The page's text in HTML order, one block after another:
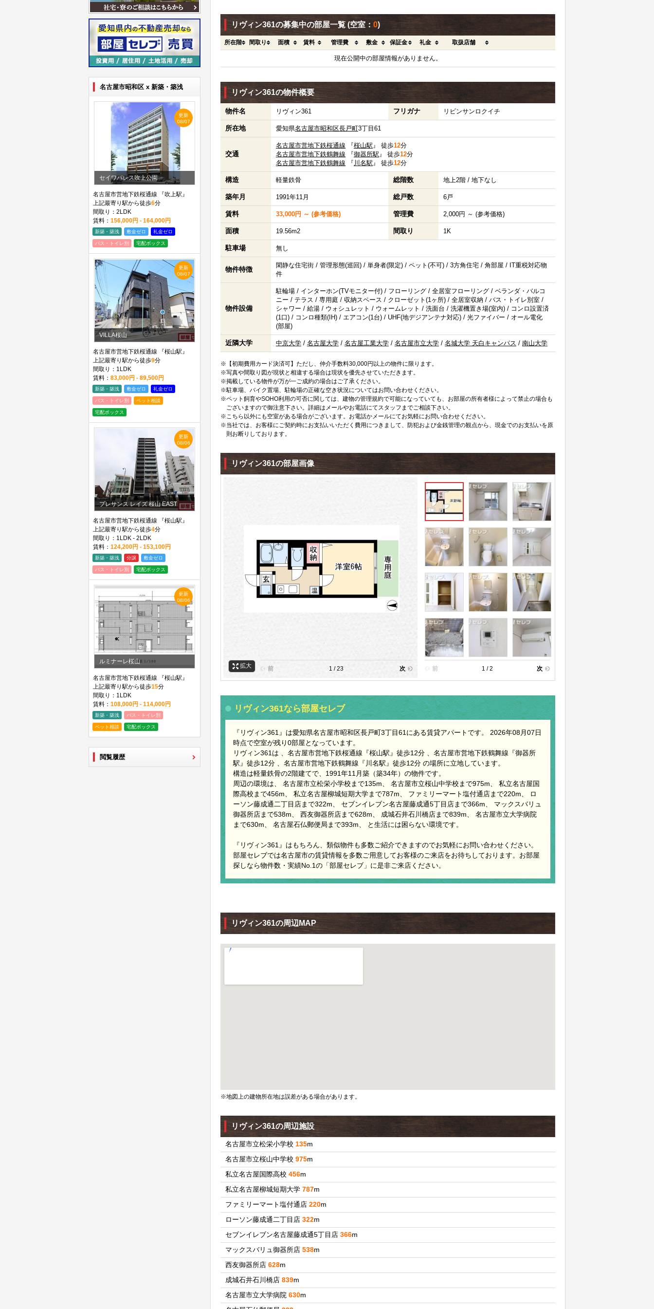
名古屋市昭和区 x 新築・築浅
更新
08/07
セイワパレス吹上公園
名古屋市営地下鉄桜通線 『吹上駅』
上記最寄り駅から徒歩6分
間取り：2LDK
賃料： 156,000円 - 164,000円
新築・築浅 敷金ゼロ 礼金ゼロ
バス・トイレ別 宅配ボックス
更新
08/07
VILLA桜山
名古屋市営地下鉄桜通線 『桜山駅』
上記最寄り駅から徒歩9分
間取り：1LDK
賃料： 83,000円 - 89,500円
新築・築浅 敷金ゼロ 礼金ゼロ
バス・トイレ別 ペット相談
宅配ボックス
更新
08/06
プレサンス レイズ 桜山 EAST
名古屋市営地下鉄桜通線 『桜山駅』
上記最寄り駅から徒歩4分
間取り：1LDK - 2LDK
賃料： 124,200円 - 153,100円
新築・築浅 分譲 敷金ゼロ
バス・トイレ別 宅配ボックス
更新
08/06
ルミナーレ桜山
名古屋市営地下鉄桜通線 『桜山駅』
上記最寄り駅から徒歩15分
間取り：1LDK
賃料： 108,000円 - 114,000円
新築・築浅 バス・トイレ別
ペット相談 宅配ボックス
閲覧履歴
リヴィン361の募集中の部屋一覧 (空室： 0)
所在階 間取り 面積 賃料 管理費 敷金 保証金 礼金 取扱店舗
現在公開中の部屋情報がありません。
リヴィン361の物件概要
物件名 リヴィン361 フリガナ リビンサンロクイチ
所在地 愛知県名古屋市昭和区長戸町3丁目61
交通
名古屋市営地下鉄桜通線 『桜山駅』 徒歩12分
名古屋市営地下鉄鶴舞線 『御器所駅』 徒歩12分
名古屋市営地下鉄鶴舞線 『 川名駅』 徒歩12分
構造 軽量鉄骨 総階数 地上2階 / 地下なし
築年月 1991年11月 総戸数 6戸
賃料 33,000円 ～ (参考価格) 管理費 2,000円 ～ (参考価格)
面積 19.56m2 間取り 1K
駐車場 無し
物件特徴
閑静な住宅街 / 管理形態(巡回) / 単身者(限定) / ペット(不可) / 3方角住宅 / 角部屋 / IT重税対応物
件
物件設備
駐輪場 / インターホン(TVモニター付) / フローリング / 全居室フローリング / ベランダ・バルコ
ニー / テラス / 専用庭 / 収納スペース / クローゼット(1ヶ所) / 全居室収納 / バス・トイレ別室 /
シャワー / 給湯 / ウォシュレット / ウォームレット / 洗面台 / 洗濯機置き場(室内) / コンロ設置済
(1口) / コンロ種類(IH) / エアコン(1台) / UHF(地デジアンテナ対応) / 光ファイバー / オール電化
(部屋)
近隣大学 中京大学 / 名古屋大学 / 名古屋工業大学 / 名古屋市立大学 / 名城大学 天白キャンパス / 南山大学
※【初期費用カード決済可】ただし、仲介手数料30,000円以上の物件に限ります。
※写真や間取り図が現状と相違する場合は現状を優先させていただきます。
※掲載している物件が万が一ご成約の場合はご了承ください。
※駐車場、バイク置場、駐輪場の正確な空き状況についてはお問い合わせください。
※ペット飼育やSOHO利用の可否に関しては、建物の管理規約で可能になっていても、お部屋の所有者様によって禁止の場合も
ございますので御注意下さい。詳細はメールやお電話にてスタッフまでご相談下さい。
※こちら以外にも空室がある場合がございます。お電話かメールにてお気軽にお問い合わせください。
※当社では、お客様にご契約時にお支払いいただく費用につきまして、防犯および金銭管理の観点から、現金でのお支払いを原
則お断りしております。
リヴィン361の部屋画像
拡大 前 1 / 23 次 前 1 / 2 次
リヴィン361なら部屋セレブ
『リヴィン361』は愛知県名古屋市昭和区長戸町3丁目61にある賃貸アパートです。 2026年08月07日
時点で空室が残り0部屋となっています。
リヴィン361は 、名古屋市営地下鉄桜通線『桜山駅』徒歩12分 、名古屋市営地下鉄鶴舞線『御器所
駅』徒歩12分 、名古屋市営地下鉄鶴舞線『川名駅』徒歩12分 の場所に立地しています。
構造は軽量鉄骨の2階建てで、1991年11月築（築34年）の物件です。
周辺の環境は、 名古屋市立松栄小学校まで135m、 名古屋市立桜山中学校まで975m、 私立名古屋国
際高校まで456m、 私立名古屋柳城短期大学まで787m、 ファミリーマート塩付通店まで220m、 ロ
ーソン藤成通二丁目店まで322m、 セブンイレブン名古屋藤成通5丁目店まで366m、 マックスバリュ
御器所店まで538m、 西友御器所店まで628m、 成城石井石川橋店まで839m、 名古屋市立大学病院
まで630m、 名古屋石仏郵便局まで393m、 と生活には困らない環境です。
『リヴィン361』はもちろん、類似物件も多数ご紹介できますのでお気軽にお問い合わせください。
部屋セレブでは名古屋市の賃貸情報を多数ご用意してお客様のご来店をお待ちしております。お部屋
探しなら物件数・実績No.1の「部屋セレブ」に是非ご来店ください。
リヴィン361の周辺MAP
※地図上の建物所在地は誤差がある場合があります。
リヴィン361の周辺施設
名古屋市立松栄小学校 135m
名古屋市立桜山中学校 975m
私立名古屋国際高校 456m
私立名古屋柳城短期大学 787m
ファミリーマート塩付通店 220m
ローソン藤成通二丁目店 322m
セブンイレブン名古屋藤成通5丁目店 366m
マックスバリュ御器所店 538m
西友御器所店 628m
成城石井石川橋店 839m
名古屋市立大学病院 630m